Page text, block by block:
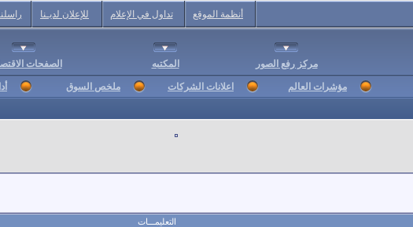
أنظمة الموقع تداول في الإعلام للإعلان لديـنا
مركز رفع الصور المكتبه الصفحات
مؤشرات العالم اعلانات الشركات ملخص السوق
التعليمـــات